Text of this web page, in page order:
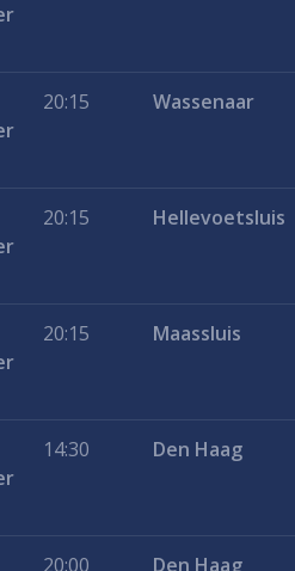
20:15 Wassenaar
20:15 Hellevoetsluis
20:15 Maassluis
14:30 Den Haag
20:00 Den Haag